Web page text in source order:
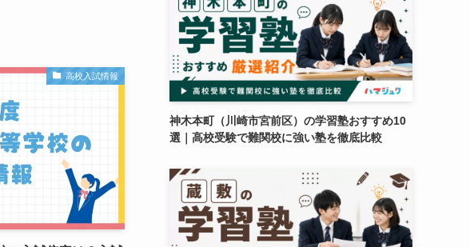
高校入試情報
神木本町（川崎市宮前区）の学習塾おすすめ10
選｜高校受験で難関校に強い塾を徹底比較